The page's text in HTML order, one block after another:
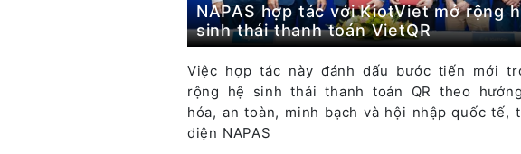
NAPAS hợp tác với KiotViet mở rộng
sinh thái thanh toán VietQR
Việc hợp tác này đánh dấu bước tiến mới
rộng hệ sinh thái thanh toán QR theo
hóa, an toàn, minh bạch và hội nhập quốc tế,
diện NAPAS